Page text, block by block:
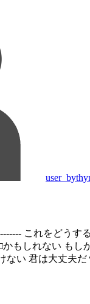
これをどう
もしれない もし
ない 君は大丈夫